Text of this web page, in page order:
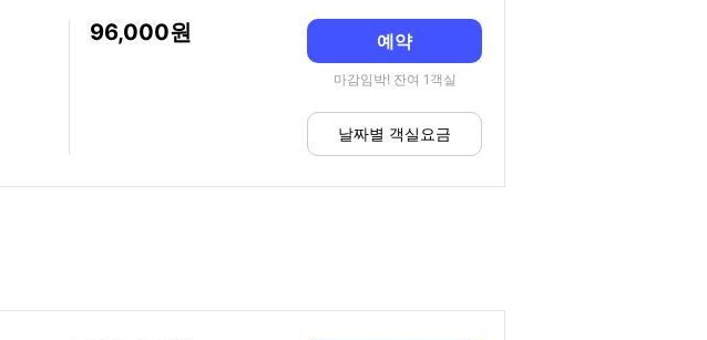
96,000 예약
마감임박! 잔여 1객실
날짜별 객실요금